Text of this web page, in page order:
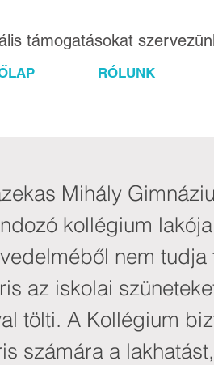
támogatásokat
RÓLUNK
Mihály
kollégium
nem
az iskolai
tölti. A Kollégium
számára a